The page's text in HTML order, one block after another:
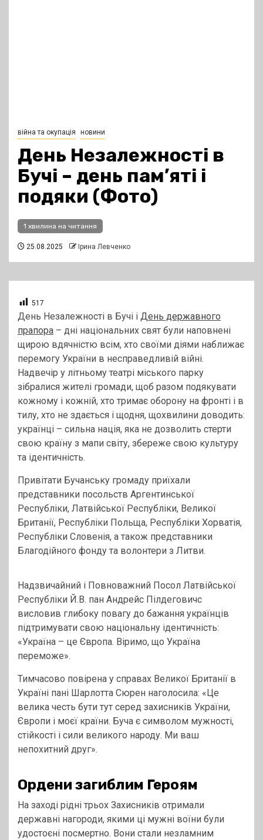
війна та окупація новини
День Незалежності в
Бучі – день пам’яті і
подяки (Фото)
1 хвилина на читання
25.08.2025 Ірина Левченко
517
День Незалежності в Бучі і День державного
прапора – дні національних свят були наповнені
щирою вдячністю всім, хто своїми діями наближає
перемогу України в несправедливій війні.
Надвечір у літньому театрі міського парку
зібралися жителі громади, щоб разом подякувати
кожному і кожній, хто тримає оборону на фронті і в
тилу, хто не здається і щодня, щохвилини доводить:
українці – сильна нація, яка не дозволить стерти
свою країну з мапи світу, збереже свою культуру
та ідентичність.
Привітати Бучанську громаду приїхали
представники посольств Аргентинської
Республіки, Латвійської Республіки, Великої
Британії, Республіки Польща, Республіки Хорватія,
Республіки Словенія, а також представники
Благодійного фонду та волонтери з Литви.
Надзвичайний і Повноважний Посол Латвійської
Республіки Й.В. пан Андрейс Пілдеговичс
висловив глибоку повагу до бажання українців
підтримувати свою національну ідентичність:
«Україна – це Європа. Віримо, що Україна
переможе».
Тимчасово повірена у справах Великої Британії в
Україні пані Шарлотта Сюрен наголосила: «Це
велика честь бути тут серед захисників України,
Європи і моєї країни. Буча є символом мужності,
стійкості і сили великого народу. Ми ваш
непохитний друг».
Ордени загиблим Героям
На заході рідні трьох Захисників отримали
державні нагороди, якими ці мужні воїни були
удостоєні посмертно. Вони стали незламним